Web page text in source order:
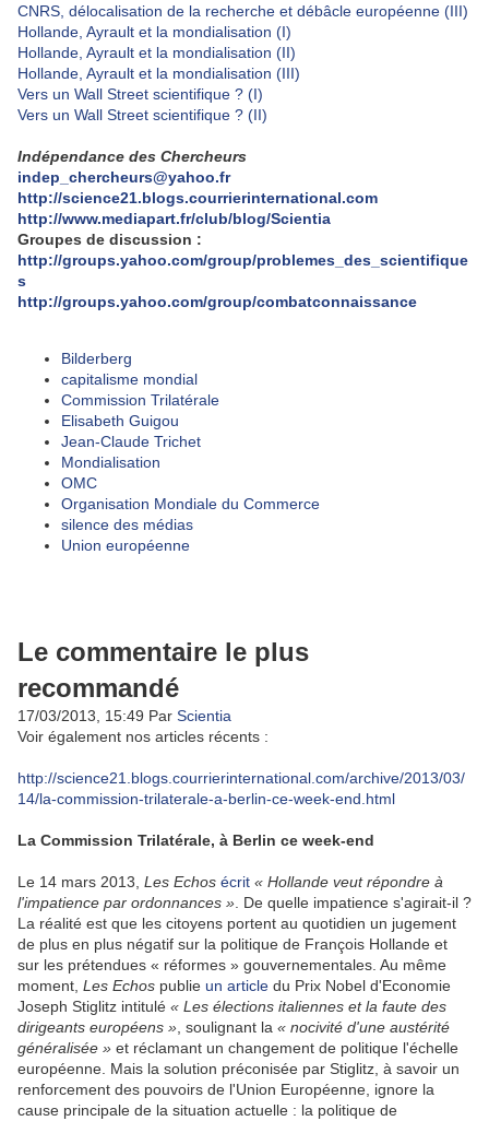
CNRS, délocalisation de la recherche et débâcle européenne (III)
Hollande, Ayrault et la mondialisation (I)
Hollande, Ayrault et la mondialisation (II)
Hollande, Ayrault et la mondialisation (III)
Vers un Wall Street scientifique ? (I)
Vers un Wall Street scientifique ? (II)
Indépendance des Chercheurs
indep_chercheurs@yahoo.fr
http://science21.blogs.courrierinternational.com
http://www.mediapart.fr/club/blog/Scientia
Groupes de discussion :
http://groups.yahoo.com/group/problemes_des_scientifique
s
http://groups.yahoo.com/group/combatconnaissance
Bilderberg
capitalisme mondial
Commission Trilatérale
Elisabeth Guigou
Jean-Claude Trichet
Mondialisation
OMC
Organisation Mondiale du Commerce
silence des médias
Union européenne
Le commentaire le plus
recommandé
17/03/2013, 15:49 Par Scientia
Voir également nos articles récents :
http://science21.blogs.courrierinternational.com/archive/2013/03/
14/la-commission-trilaterale-a-berlin-ce-week-end.html
La Commission Trilatérale, à Berlin ce week-end
Le 14 mars 2013, Les Echos écrit « Hollande veut répondre à
l'impatience par ordonnances » . De quelle impatience s'agirait-il ?
La réalité est que les citoyens portent au quotidien un jugement
de plus en plus négatif sur la politique de François Hollande et
sur les prétendues « réformes » gouvernementales. Au même
moment, Les Echos publie un article du Prix Nobel d'Economie
Joseph Stiglitz intitulé « Les élections italiennes et la faute des
dirigeants européens » , soulignant la « nocivité d'une austérité
généralisée » et réclamant un changement de politique l'échelle
européenne. Mais la solution préconisée par Stiglitz, à savoir un
renforcement des pouvoirs de l'Union Européenne, ignore la
cause principale de la situation actuelle : la politique de